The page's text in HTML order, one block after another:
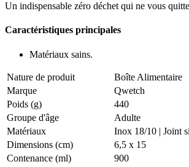
Un indispensable zéro déchet qui ne vous
Caractéristiques principales
Matériaux sains.
Nature de produit
Boîte Alimentaire
Marque
Qwetch
Poids (g)
440
Groupe d'âge
Adulte
Matériaux
Inox 18/10 | Joint
Dimensions (cm)
6,5 x 15
Contenance (ml)
900